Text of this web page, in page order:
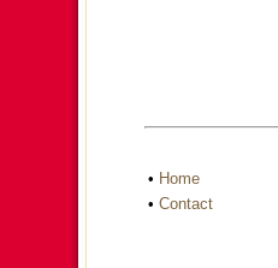
• Home
• Contact